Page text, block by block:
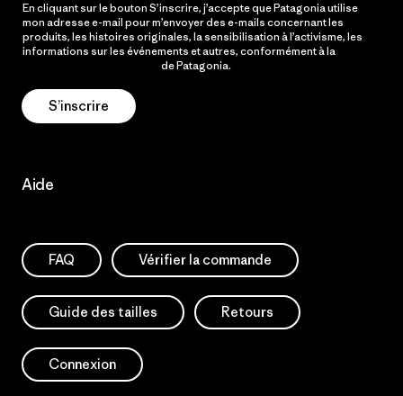
En cliquant sur le bouton S’inscrire, j’accepte que Patagonia utilise
mon adresse e-mail pour m’envoyer des e-mails concernant les
produits, les histoires originales, la sensibilisation à l’activisme, les
informations sur les événements et autres, conformément à la
de Patagonia.
S’inscrire
Aide
FAQ Vérifier la commande
Guide des tailles Retours
Connexion